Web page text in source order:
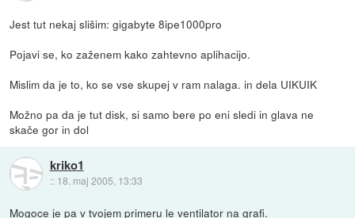
Jest tut nekaj slišim: gigabyte 8ipe1000pro
Pojavi se, ko zaženem kako zahtevno aplihacijo.
Mislim da je to, ko se vse skupej v ram nalaga. in dela UIKUIK
Možno pa da je tut disk, si samo bere po eni sledi in glava ne
skače gor in dol
kriko1
:: 18. maj 2005, 13:33
Mogoce je pa v tvojem primeru le ventilator na grafi.